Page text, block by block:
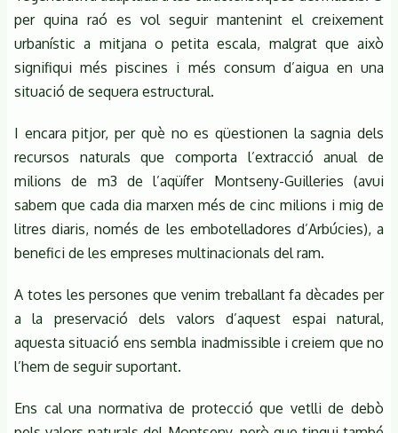
per quina raó es vol seguir mantenint el creixement
urbanístic a mitjana o petita escala, malgrat que això
signifiqui més piscines i més consum d’aigua en una
situació de sequera estructural.
I encara pitjor, per què no es qüestionen la sagnia dels
recursos naturals que comporta l’extracció anual de
milions de m3 de l’aqüífer Montseny-Guilleries (avui
sabem que cada dia marxen més de cinc milions i mig de
litres diaris, només de les embotelladores d’Arbúcies), a
benefici de les empreses multinacionals del ram.
A totes les persones que venim treballant fa dècades per
a la preservació dels valors d’aquest espai natural,
aquesta situació ens sembla inadmissible i creiem que no
l’hem de seguir suportant.
Ens cal una normativa de protecció que vetlli de debò